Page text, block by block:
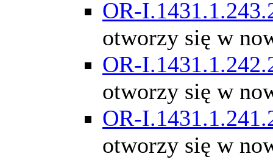
OR-
otworzy się w
OR-
otworzy się w
OR-
otworzy się w